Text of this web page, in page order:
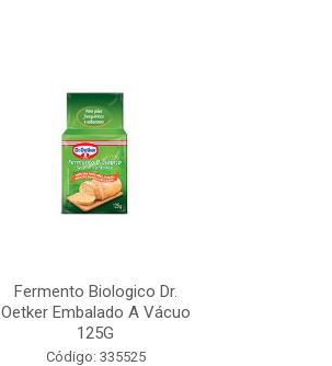
Fermento Biologico Dr.
Oetker Embalado A Vácuo
125G
Código: 335525